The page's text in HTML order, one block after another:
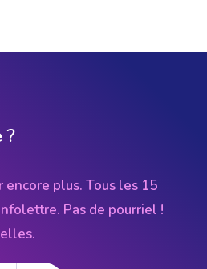
?
encore plus. Tous les 15
Pas de pourriel !